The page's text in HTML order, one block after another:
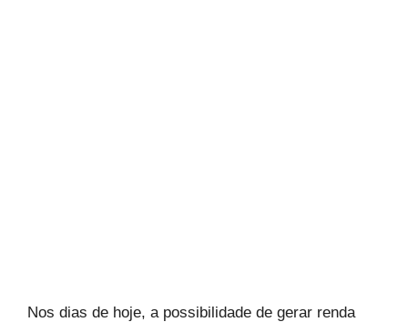
Nos dias de hoje, a possibilidade de gerar renda